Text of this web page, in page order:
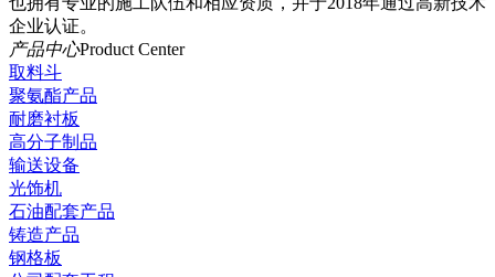
企业认证。
产品中心Product Center
取料斗
聚氨酯产品
耐磨衬板
高分子制品
输送设备
光饰机
石油配套产品
铸造产品
钢格板